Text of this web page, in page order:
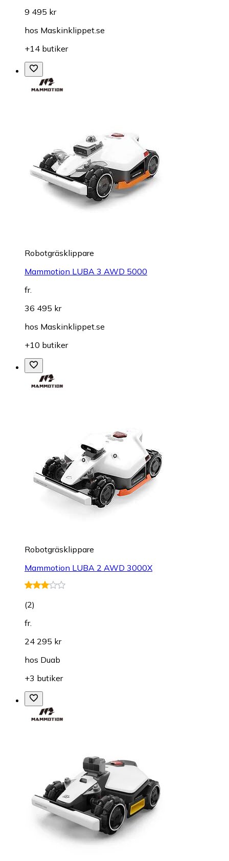
9 495 kr
hos Maskinklippet.se
+14 butiker
Robotgräsklippare
Mammotion LUBA 3 AWD 5000
fr.
36 495 kr
hos Maskinklippet.se
+10 butiker
Robotgräsklippare
Mammotion LUBA 2 AWD 3000X
(2)
fr.
24 295 kr
hos Duab
+3 butiker